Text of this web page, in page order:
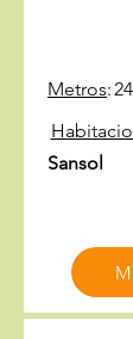
Metros:
Sansol